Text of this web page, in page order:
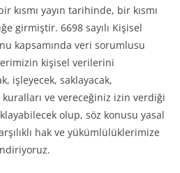
kısmı yayın tarihinde, bir kısmı
girmiştir. 6698 sayılı Kişisel
kapsamında veri sorumlusu
kişisel verilerini
işleyecek, saklayacak,
ve vereceğiniz izin verdiği
olup, söz konusu yasal
hak ve yükümlülüklerimize